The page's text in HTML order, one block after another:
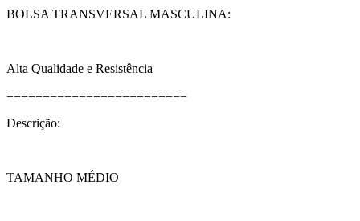
BOLSA TRANSVERSAL MASCULINA:
Alta Qualidade e Resistência
=========================
Descrição:
TAMANHO MÉDIO